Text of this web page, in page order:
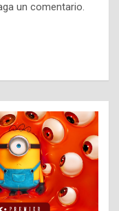
un comentario.